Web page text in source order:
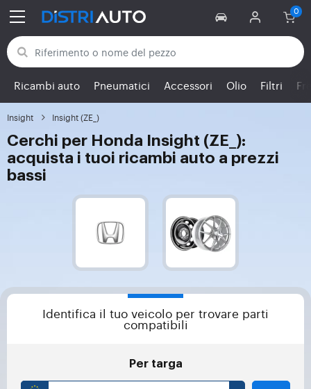
Torna alle categorie
Ricambi auto Pneumatici Accessori Olio Filtri
Insight Insight (ZE_)
Cerchi per Honda Insight (ZE_):
acquista i tuoi ricambi auto a prezzi
bassi
Identifica il tuo veicolo per trovare parti
compatibili
Per targa